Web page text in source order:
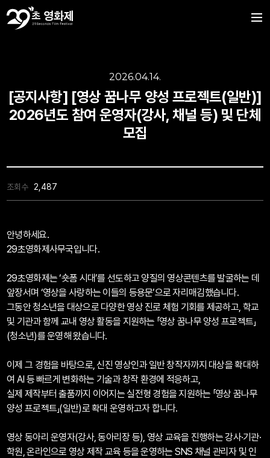
2026.04.14.
[공지사항] [영상 꿈나무 양성 프로젝트(일반)]
2026년도 참여 운영자(강사, 채널 등) 및 단체
모집
조회수 2,487
안녕하세요.
29초영화제사무국입니다.
29초영화제는 ‘숏폼 시대’를 선도하고 양질의 영상콘텐츠를 발굴하는 데
앞장서며 ‘영상을 사랑하는 이들의 등용문’으로 자리매김했습니다.
그동안 청소년을 대상으로 다양한 영상 진로 체험 기회를 제공하고, 학교
및 기관과 함께 교내 영상 활동을 지원하는 「영상 꿈나무 양성 프로젝트」
(청소년)를 운영해 왔습니다.
이제 그 경험을 바탕으로, 신진 영상인과 일반 창작자까지 대상을 확대하
여 AI 등 빠르게 변화하는 기술과 창작 환경에 적응하고,
실제 제작부터 출품까지 이어지는 실전형 경험을 지원하는 「영상 꿈나무
양성 프로젝트」(일반)로 확대 운영하고자 합니다.
영상 동아리 운영자(강사, 동아리장 등), 영상 교육을 진행하는 강사·기관·
학원, 온라인으로 영상 제작 교육 등을 운영하는 SNS 채널 관리자 및 인